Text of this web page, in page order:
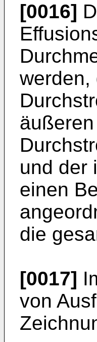
[0016]
werden,
und der
einen
die
[0017]
von